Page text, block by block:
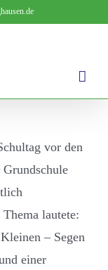
vor den
lautete:
– Segen
einer